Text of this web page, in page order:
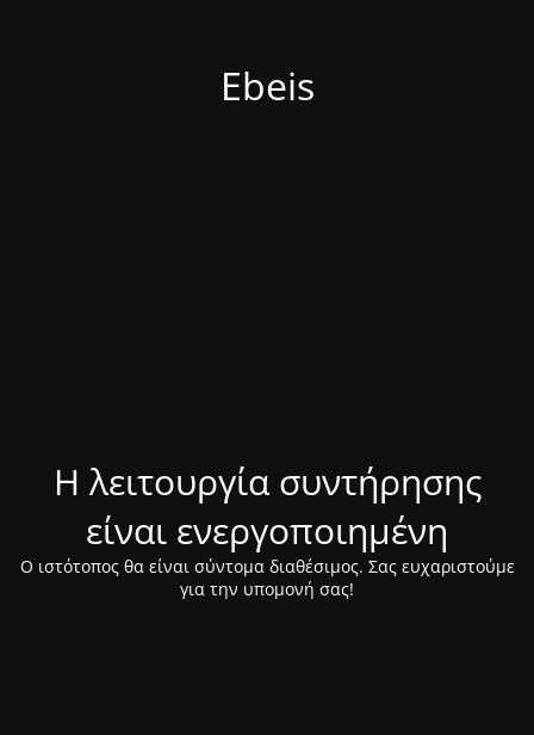
Ebeis
Η λειτουργία συντήρησης
είναι ενεργοποιημένη
Ο ιστότοπος θα είναι σύντομα διαθέσιμος. Σας ευχαριστούμε
για την υπομονή σας!